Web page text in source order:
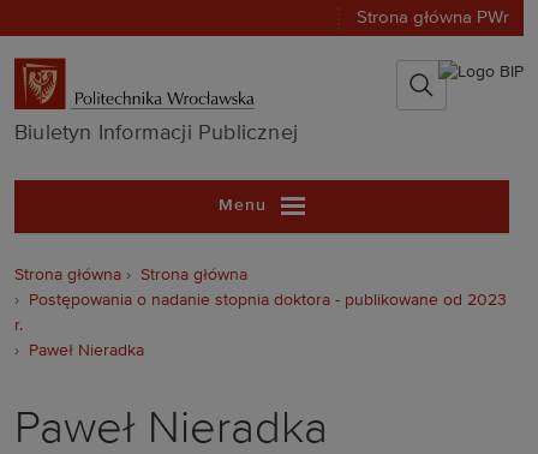
Strona główna PWr
Biuletyn
Biuletyn Informacji Publicznej
Menu
Strona główna
Strona główna
Postępowania o nadanie stopnia doktora - publikowane od 2023
r.
Paweł Nieradka
Paweł Nieradka